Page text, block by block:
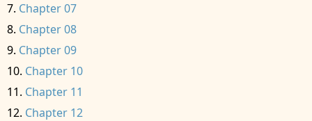
Chapter 07
Chapter 08
Chapter 09
Chapter 10
Chapter 11
Chapter 12